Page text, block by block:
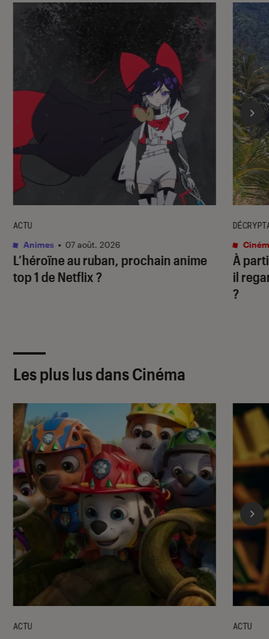
L’héroïne au ruban, prochain anime
top 1 de Netflix ?
ACTU
Animes • 07 août. 2026
À
il
?
Les plus lus dans Cinéma
ACTU ACTU